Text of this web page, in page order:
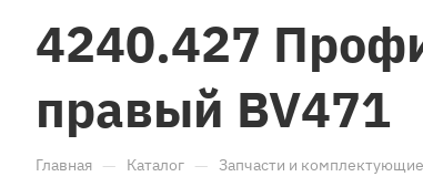
4240.427
правый BV471
Главная — Каталог — Запчасти и комплектующие